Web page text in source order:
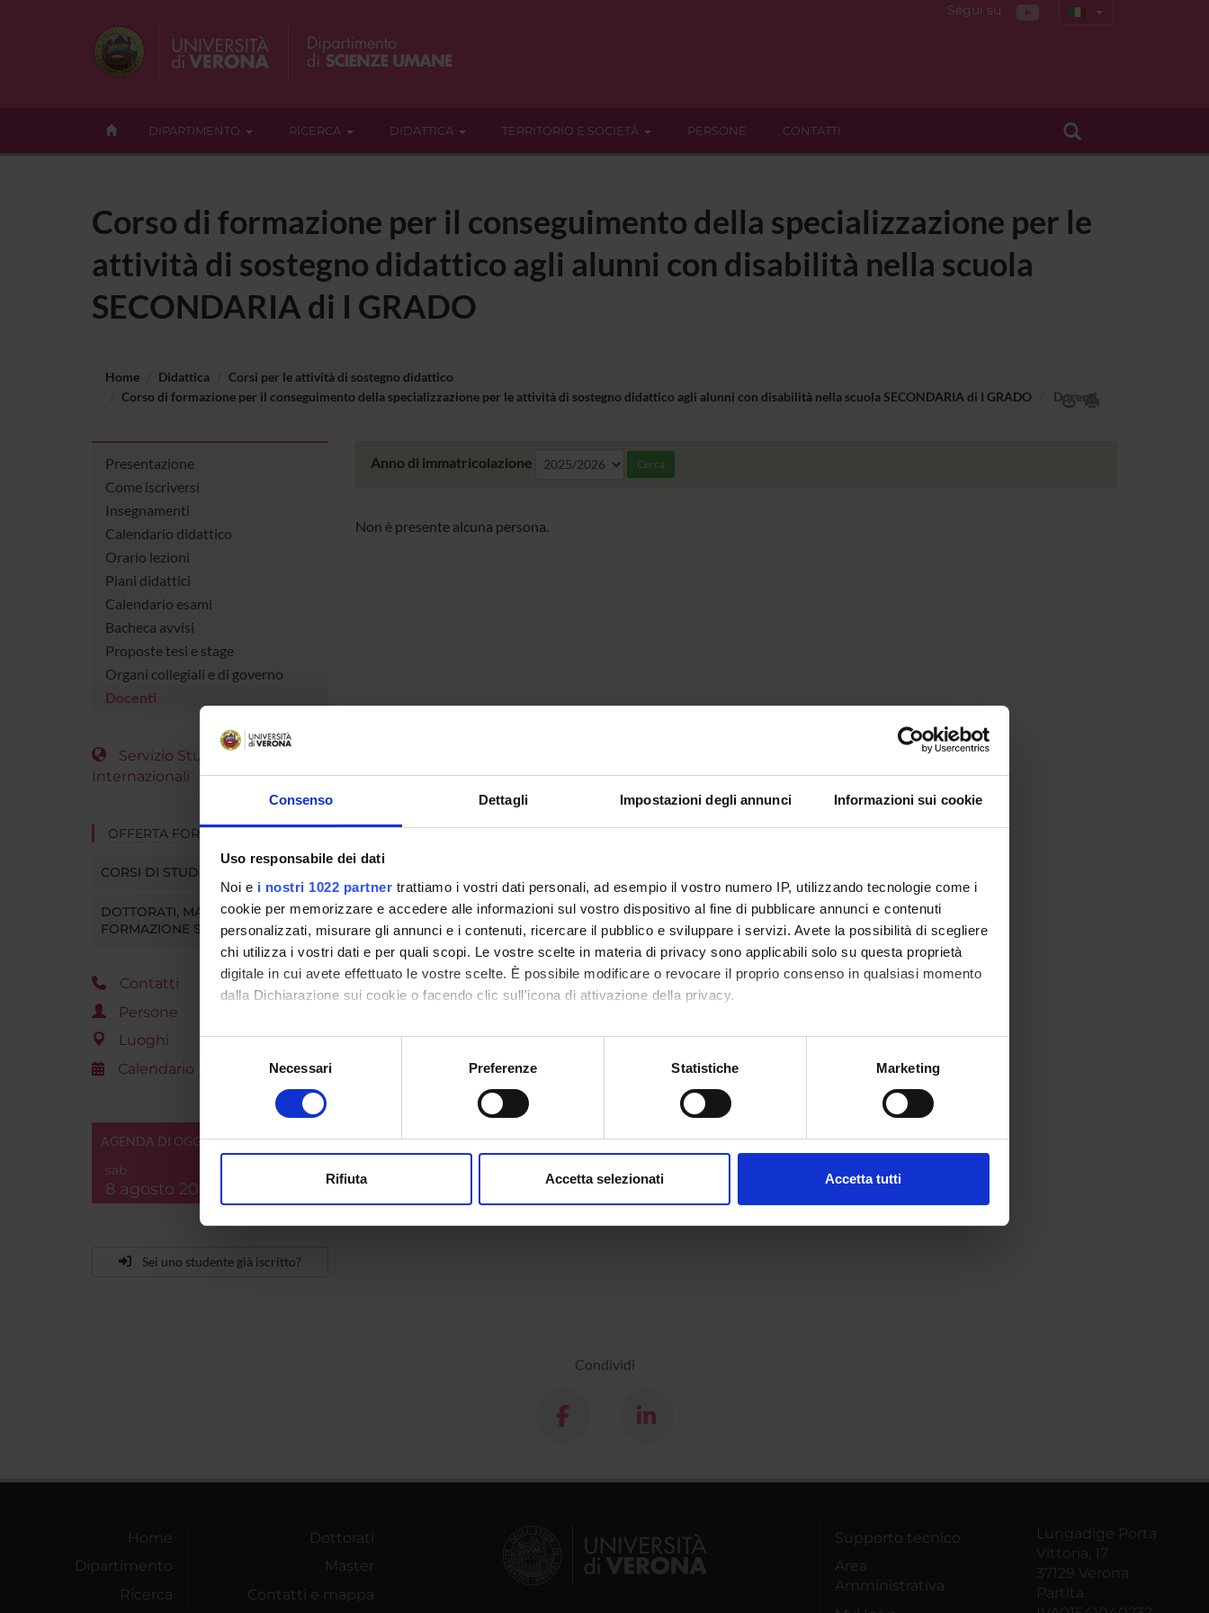
Consenso Dettagli Impostazioni degli annunci Informazioni sui cookie
Uso responsabile dei dati
Noi e i nostri 1022 partner trattiamo i vostri dati personali, ad esempio il vostro numero IP, utilizzando tecnologie come i
cookie per memorizzare e accedere alle informazioni sul vostro dispositivo al fine di pubblicare annunci e contenuti
personalizzati, misurare gli annunci e i contenuti, ricercare il pubblico e sviluppare i servizi. Avete la possibilità di scegliere
chi utilizza i vostri dati e per quali scopi. Le vostre scelte in materia di privacy sono applicabili solo su questa proprietà
digitale in cui avete effettuato le vostre scelte. È possibile modificare o revocare il proprio consenso in qualsiasi momento
dalla Dichiarazione sui cookie o facendo clic sull'icona di attivazione della privacy.
Con il tuo consenso, vorremmo anche:
raccogliere informazioni sulla tua posizione geografica, con un'approssimazione di qualche metro,
digitali).
modificare o ritirare il tuo consenso in qualsiasi momento dalla Dichiarazione sui cookie.
che hanno raccolto dal tuo utilizzo dei loro servizi.
Necessari Preferenze Statistiche Marketing
Rifiuta Accetta selezionati Accetta tutti
Segui su
DIPARTIMENTO RICERCA DIDATTICA TERRITORIO E SOCIETÀ PERSONE CONTATTI
Corso di formazione per il conseguimento della specializzazione per le
attività di sostegno didattico agli alunni con disabilità nella scuola
SECONDARIA di I GRADO
Home Didattica
Corsi per le attività di sostegno didattico
Corso di formazione per il conseguimento della specializzazione per le attività di sostegno didattico agli alunni con disabilità nella scuola SECONDARIA di I GRADO
Docenti
Presentazione
Come iscriversi
Insegnamenti
Calendario didattico
Orario lezioni
Piani didattici
Calendario esami
Bacheca avvisi
Proposte tesi e stage
Organi collegiali e di governo
Docenti
Servizio Studenti
Internazionali
OFFERTA FORMATIVA
CORSI DI STUDIO
DOTTORATI, MASTER E
FORMAZIONE SUPERIORE
Contatti
Persone
Luoghi
Calendario
AGENDA DI OGGI
sab
8 agosto 2026
Sei uno studente già iscritto?
Anno di immatricolazione Cerca
Non è presente alcuna persona.
Condividi
Home
Dipartimento
Ricerca
Dottorati
Master
Contatti e mappa
Supporto tecnico
Area
Amministrativa
Lungadige Porta
Vittoria, 17
37129 Verona
Partita